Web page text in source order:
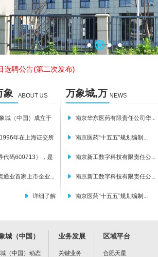
医药产业园物业管理服务...
选聘公告(第二次发布)
2025年软件检测服务机构...
选聘公告
象
ABOUT US
城（中国）成立于
年在上海证交所
代码600713），是
通业首家上市企业...
详细了解
万象城,万 NEWS
南京华东医药有限责任公司华...
南京医药“十五五”规划编制...
南京新工数字科技有限责任公...
南京新工数字科技有限责任公...
南京医药“十五五”规划编制...
城（中国）
（中国）动态
业务发展
关键业务
区域平台
合肥天星